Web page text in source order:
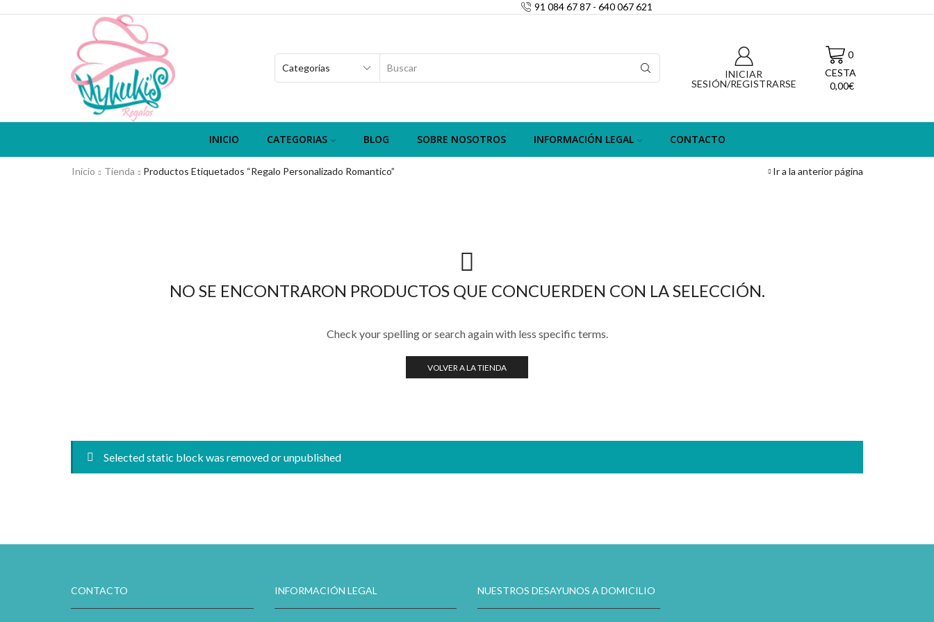
91 084 67 87 - 640 067 621
INICIAR
SESIÓN/REGISTRARSE
0
CESTA
0,00€
INICIO CATEGORIAS BLOG SOBRE NOSOTROS INFORMACIÓN LEGAL CONTACTO
Inicio Tienda Productos Etiquetados “regalo Personalizado Romantico” Ir a la anterior página
NO SE ENCONTRARON PRODUCTOS QUE CONCUERDEN CON LA SELECCIÓN.
Check your spelling or search again with less specific terms.
VOLVER A LA TIENDA
Selected static block was removed or unpublished
CONTACTO INFORMACIÓN LEGAL NUESTROS DESAYUNOS A DOMICILIO